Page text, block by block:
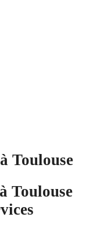
Toulouse
Toulouse